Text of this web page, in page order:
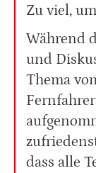
Zu viel,
Während
und
Thema
dass alle